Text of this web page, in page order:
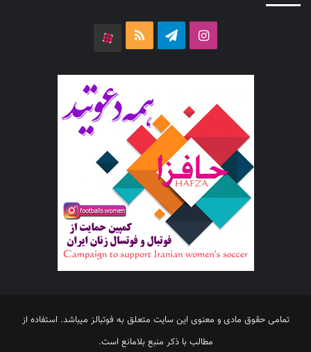
اینستاگرامتلگرام خوراک
تمامی حقوق مادی و معنوی این سایت متعلق به فوتبالز میباشد. استفاده از
مطالب با ذکر منبع بلامانع است.